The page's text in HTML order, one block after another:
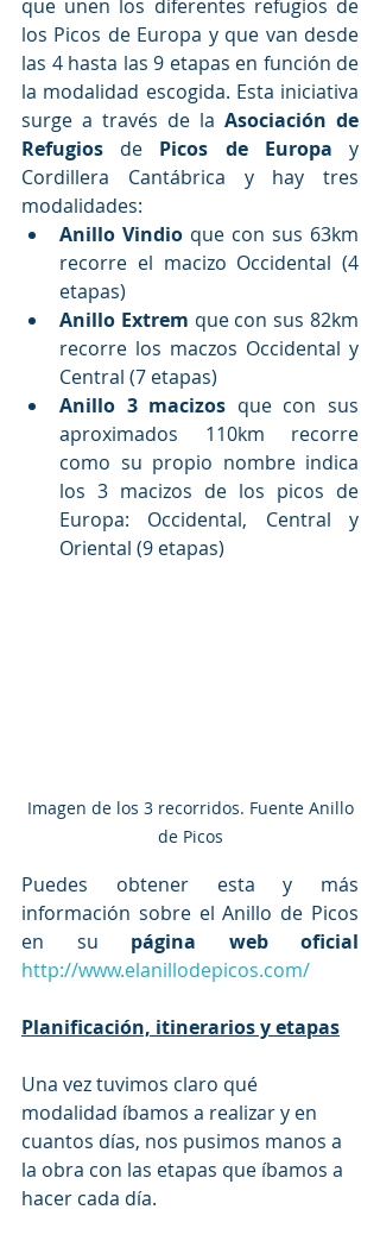
que unen los diferentes refugios de
los Picos de Europa y que van desde
las 4 hasta las 9 etapas en función de
la modalidad escogida. Esta iniciativa
surge a través de la Asociación de
Refugios de Picos de Europa y
Cordillera Cantábrica y hay tres
modalidades:
Anillo Vindio que con sus 63km
recorre el macizo Occidental (4
etapas)
Anillo Extrem que con sus 82km
recorre los maczos Occidental y
Central (7 etapas)
Anillo 3 macizos que con sus
aproximados 110km recorre
como su propio nombre indica
los 3 macizos de los picos de
Europa: Occidental, Central y
Oriental (9 etapas)
de Picos
Puedes obtener esta y más
información sobre el Anillo de Picos
en su página web oficial
http://www.elanillodepicos.com/
Planificación, itinerarios y etapas
Una vez tuvimos claro qué
modalidad íbamos a realizar y en
cuantos días, nos pusimos manos a
la obra con las etapas que íbamos a
hacer cada día.